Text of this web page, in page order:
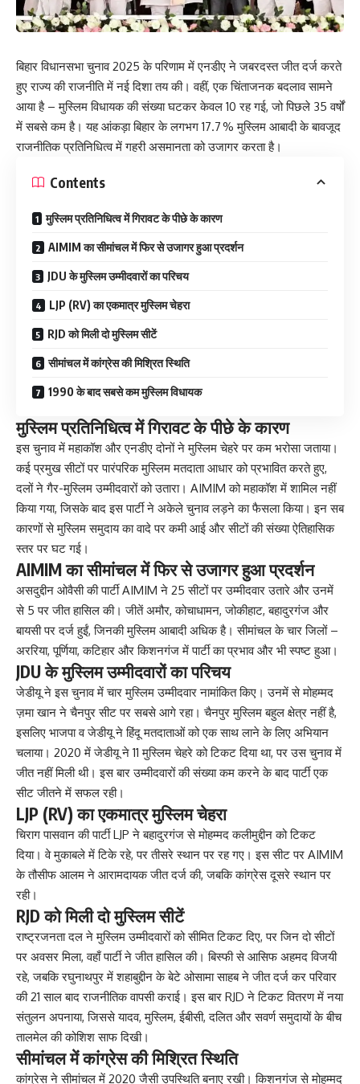
बिहार विधानसभा चुनाव 2025 के परिणाम में एनडीए ने जबरदस्त जीत दर्ज करते
हुए राज्य की राजनीति में नई दिशा तय की। वहीं, एक चिंताजनक बदलाव सामने
आया है – मुस्लिम विधायक की संख्या घटकर केवल 10 रह गई, जो पिछले 35 वर्षों
में सबसे कम है। यह आंकड़ा बिहार के लगभग 17.7 % मुस्लिम आबादी के बावजूद
राजनीतिक प्रतिनिधित्व में गहरी असमानता को उजागर करता है।
Contents
मुस्लिम प्रतिनिधित्व में गिरावट के पीछे के कारण
AIMIM का सीमांचल में फिर से उजागर हुआ प्रदर्शन
JDU के मुस्लिम उम्मीदवारों का परिचय
LJP (RV) का एकमात्र मुस्लिम चेहरा
RJD को मिली दो मुस्लिम सीटें
सीमांचल में कांग्रेस की मिश्रित स्थिति
1990 के बाद सबसे कम मुस्लिम विधायक
मुस्लिम प्रतिनिधित्व में गिरावट के पीछे के कारण
इस चुनाव में महाकॉश और एनडीए दोनों ने मुस्लिम चेहरे पर कम भरोसा जताया।
कई प्रमुख सीटों पर पारंपरिक मुस्लिम मतदाता आधार को प्रभावित करते हुए,
दलों ने गैर-मुस्लिम उम्मीदवारों को उतारा। AIMIM को महाकॉश में शामिल नहीं
किया गया, जिसके बाद इस पार्टी ने अकेले चुनाव लड़ने का फैसला किया। इन सब
कारणों से मुस्लिम समुदाय का वादे पर कमी आई और सीटों की संख्या ऐतिहासिक
स्तर पर घट गई।
AIMIM का सीमांचल में फिर से उजागर हुआ प्रदर्शन
असदुद्दीन ओवैसी की पार्टी AIMIM ने 25 सीटों पर उम्मीदवार उतारे और उनमें
से 5 पर जीत हासिल की। जीतें अमौर, कोचाधामन, जोकीहाट, बहादुरगंज और
बायसी पर दर्ज हुईं, जिनकी मुस्लिम आबादी अधिक है। सीमांचल के चार जिलों –
अररिया, पूर्णिया, कटिहार और किशनगंज में पार्टी का प्रभाव और भी स्पष्ट हुआ।
JDU के मुस्लिम उम्मीदवारों का परिचय
जेडीयू ने इस चुनाव में चार मुस्लिम उम्मीदवार नामांकित किए। उनमें से मोहम्मद
ज़मा खान ने चैनपुर सीट पर सबसे आगे रहा। चैनपुर मुस्लिम बहुल क्षेत्र नहीं है,
इसलिए भाजपा व जेडीयू ने हिंदू मतदाताओं को एक साथ लाने के लिए अभियान
चलाया। 2020 में जेडीयू ने 11 मुस्लिम चेहरे को टिकट दिया था, पर उस चुनाव में
जीत नहीं मिली थी। इस बार उम्मीदवारों की संख्या कम करने के बाद पार्टी एक
सीट जीतने में सफल रही।
LJP (RV) का एकमात्र मुस्लिम चेहरा
चिराग पासवान की पार्टी LJP ने बहादुरगंज से मोहम्मद कलीमुद्दीन को टिकट
दिया। वे मुकाबले में टिके रहे, पर तीसरे स्थान पर रह गए। इस सीट पर AIMIM
के तौसीफ आलम ने आरामदायक जीत दर्ज की, जबकि कांग्रेस दूसरे स्थान पर
रही।
RJD को मिली दो मुस्लिम सीटें
राष्ट्रजनता दल ने मुस्लिम उम्मीदवारों को सीमित टिकट दिए, पर जिन दो सीटों
पर अवसर मिला, वहाँ पार्टी ने जीत हासिल की। बिस्फी से आसिफ अहमद विजयी
रहे, जबकि रघुनाथपुर में शहाबुद्दीन के बेटे ओसामा साहब ने जीत दर्ज कर परिवार
की 21 साल बाद राजनीतिक वापसी कराई। इस बार RJD ने टिकट वितरण में नया
संतुलन अपनाया, जिससे यादव, मुस्लिम, ईबीसी, दलित और सवर्ण समुदायों के बीच
तालमेल की कोशिश साफ दिखी।
सीमांचल में कांग्रेस की मिश्रित स्थिति
कांग्रेस ने सीमांचल में 2020 जैसी उपस्थिति बनाए रखी। किशनगंज से मोहम्मद